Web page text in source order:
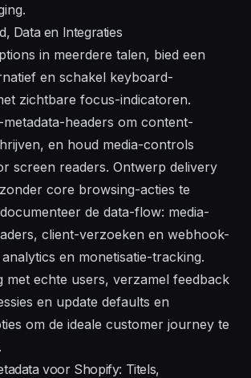
Data en Integraties
in meerdere talen, bied een
en schakel keyboard-
zichtbare focus-indicatoren.
metadata-headers om content-
en houd media-controls
screen readers. Ontwerp delivery
core browsing-acties te
de data-flow: media-
client-verzoeken en webhook-
en monetisatie-tracking.
met echte users, verzamel feedback
en update defaults en
om de ideale customer journey te
voor Shopify: Titels,